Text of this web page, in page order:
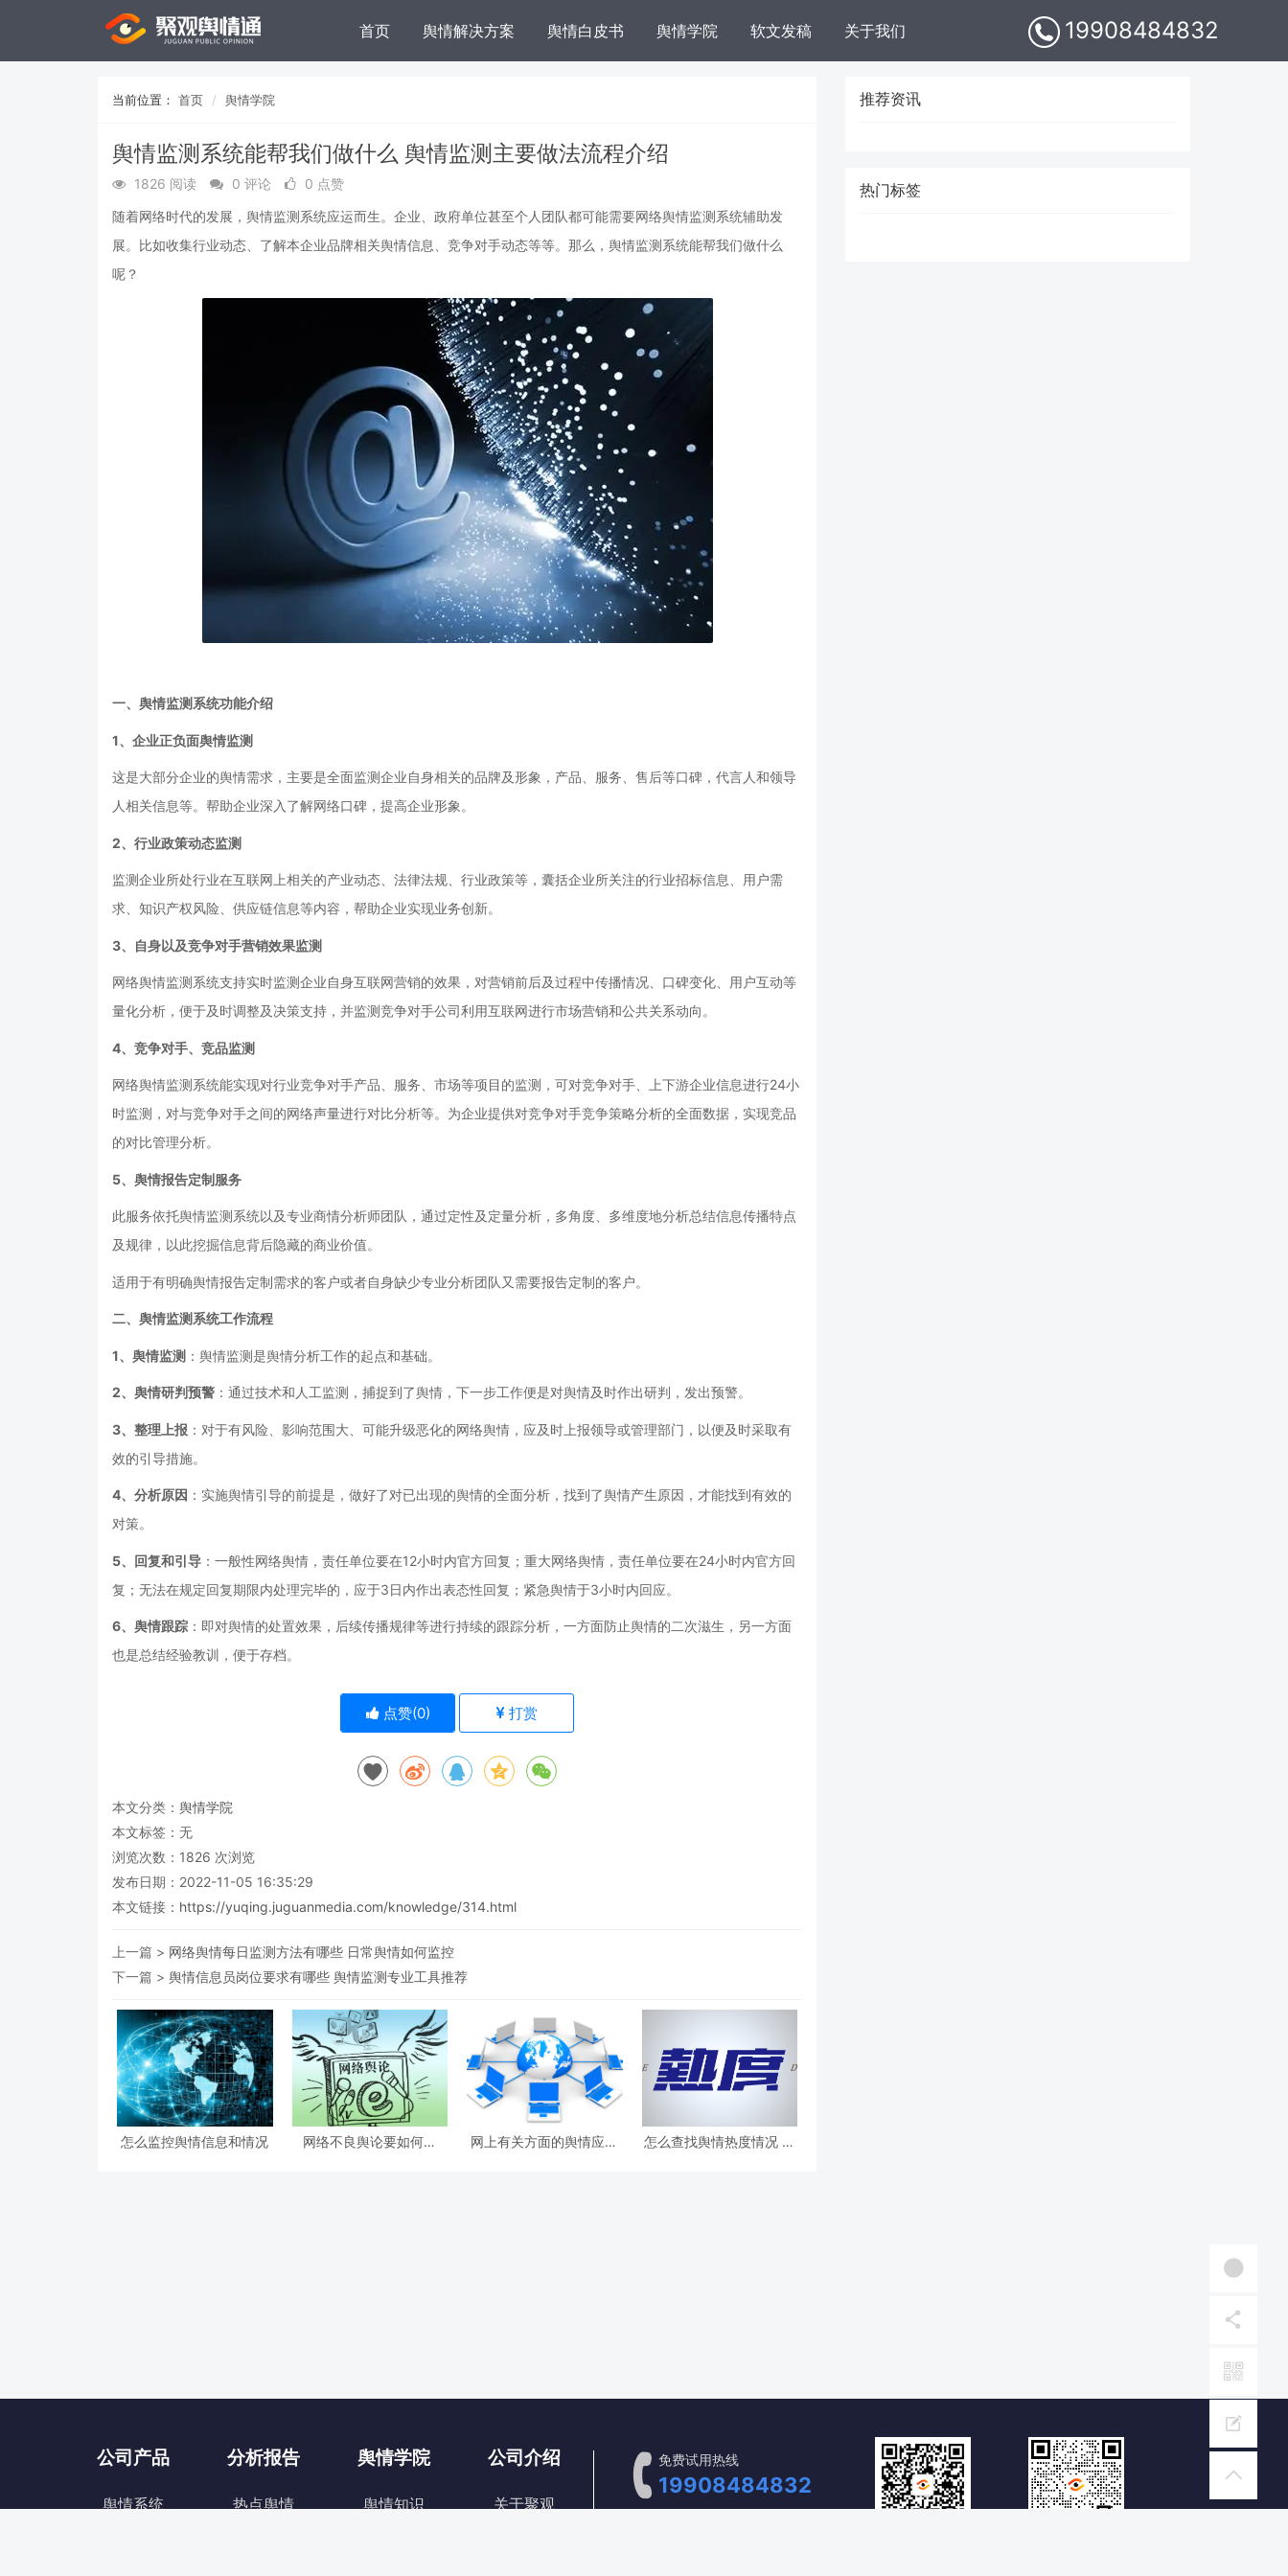
首页 舆情解决方案 舆情白皮书 舆情学院 软文发稿 关于我们 19908484832
当前位置： 首页 舆情学院
舆情监测系统能帮我们做什么 舆情监测主要做法流程介绍
1826 阅读 0 评论
0 点赞
随着网络时代的发展，舆情监测系统应运而生。企业、政府单位甚至个人团队都可能需要网络舆情监测系统辅助发
展。比如收集行业动态、了解本企业品牌相关舆情信息、竞争对手动态等等。那么，舆情监测系统能帮我们做什么
呢？
一、舆情监测系统功能介绍
1、企业正负面舆情监测
这是大部分企业的舆情需求，主要是全面监测企业自身相关的品牌及形象，产品、服务、售后等口碑，代言人和领导
人相关信息等。帮助企业深入了解网络口碑，提高企业形象。
2、行业政策动态监测
监测企业所处行业在互联网上相关的产业动态、法律法规、行业政策等，囊括企业所关注的行业招标信息、用户需
求、知识产权风险、供应链信息等内容，帮助企业实现业务创新。
3、自身以及竞争对手营销效果监测
网络舆情监测系统支持实时监测企业自身互联网营销的效果，对营销前后及过程中传播情况、口碑变化、用户互动等
量化分析，便于及时调整及决策支持，并监测竞争对手公司利用互联网进行市场营销和公共关系动向。
4、竞争对手、竞品监测
网络舆情监测系统能实现对行业竞争对手产品、服务、市场等项目的监测，可对竞争对手、上下游企业信息进行24小
时监测，对与竞争对手之间的网络声量进行对比分析等。为企业提供对竞争对手竞争策略分析的全面数据，实现竞品
的对比管理分析。
5、舆情报告定制服务
此服务依托舆情监测系统以及专业商情分析师团队，通过定性及定量分析，多角度、多维度地分析总结信息传播特点
及规律，以此挖掘信息背后隐藏的商业价值。
适用于有明确舆情报告定制需求的客户或者自身缺少专业分析团队又需要报告定制的客户。
二、舆情监测系统工作流程
1、舆情监测 ：舆情监测是舆情分析工作的起点和基础。
2、舆情研判预警 ：通过技术和人工监测，捕捉到了舆情，下一步工作便是对舆情及时作出研判，发出预警。
3、整理上报 ：对于有风险、影响范围大、可能升级恶化的网络舆情，应及时上报领导或管理部门，以便及时采取有
效的引导措施。
4、分析原因 ：实施舆情引导的前提是，做好了对已出现的舆情的全面分析，找到了舆情产生原因，才能找到有效的
对策。
5、回复和引导 ：一般性网络舆情，责任单位要在12小时内官方回复；重大网络舆情，责任单位要在24小时内官方回
复；无法在规定回复期限内处理完毕的，应于3日内作出表态性回复；紧急舆情于3小时内回应。
6、舆情跟踪 ：即对舆情的处置效果，后续传播规律等进行持续的跟踪分析，一方面防止舆情的二次滋生，另一方面
也是总结经验教训，便于存档。
点赞(0) 打赏
本文分类： 舆情学院
本文标签：无
浏览次数： 1826 次浏览
发布日期：2022-11-05 16:35:29
本文链接： https://yuqing.juguanmedia.com/knowledge/314.html
上一篇 > 网络舆情每日监测方法有哪些 日常舆情如何监控
下一篇 > 舆情信息员岗位要求有哪些 舆情监测专业工具推荐
怎么监控舆情信息和情况
网络不良舆论要如何发
网上有关方面的舆情应该
怎么查找舆情热度情况 舆
推荐资讯
热门标签
公司产品
舆情系统
分析报告
热点舆情
舆情学院
舆情知识
公司介绍
关于聚观
免费试用热线
19908484832